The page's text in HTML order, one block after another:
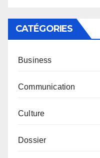
CATÉGORIES
Business
Communication
Culture
Dossier